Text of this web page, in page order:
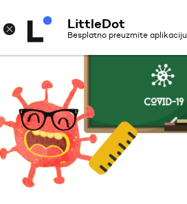
Prijava
× LittleDot
Besplatno preuzmite aplikaciju